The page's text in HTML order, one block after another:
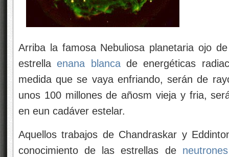
Arriba la famosa Nebuliosa planetaria ojo
estrellaenana blancade energéticas
medida que se vaya enfriando, serán de
unos 100 millones de añosm vieja y fria,
en eun cadáver estelar.
Aquellos trabajos de Chandraskar y
conocimiento de las estrellas de neutrones